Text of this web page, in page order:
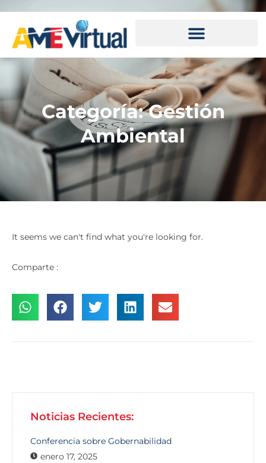
Categoría: Gestión
Ambiental
It seems we can't find what you're looking for.
Comparte :
Noticias Recientes:
Conferencia sobre Gobernabilidad
enero 17, 2025